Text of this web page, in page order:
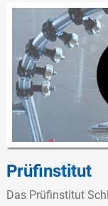
Prüfinstitut
Das Prüfinstitut